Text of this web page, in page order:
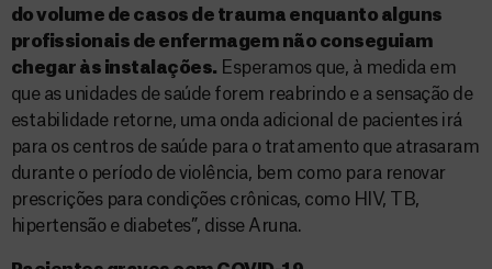
do volume de casos de trauma enquanto alguns
profissionais de enfermagem não conseguiam
chegar às instalações. Esperamos que, à medida em
que as unidades de saúde forem reabrindo e a sensação de
estabilidade retorne, uma onda adicional de pacientes irá
para os centros de saúde para o tratamento que atrasaram
durante o período de violência, bem como para renovar
prescrições para condições crônicas, como HIV, TB,
hipertensão e diabetes”, disse Aruna.